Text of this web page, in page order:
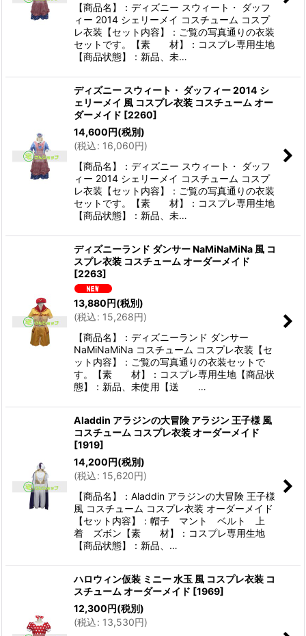
【商品名】：ディズニー スウィート・ ダッフ
ィー 2014 シェリーメイ コスチューム コスプ
レ衣装【セット内容】：ご覧の写真通りの衣装
セットです。【素 材】：コスプレ専用生地
【商品状態】：新品、未…
ディズニー スウィート・ ダッフィー 2014 シ
ェリーメイ 風 コスプレ衣装 コスチューム オー
ダーメイド [2260]
14,600円(税別)
(税込: 16,060円)
【商品名】：ディズニー スウィート・ ダッフ
ィー 2014 シェリーメイ コスチューム コスプ
レ衣装【セット内容】：ご覧の写真通りの衣装
セットです。【素 材】：コスプレ専用生地
【商品状態】：新品、未…
ディズニーランド ダンサー NaMiNaMiNa 風 コ
スプレ衣装 コスチューム オーダーメイド
[2263]
13,880円(税別)
(税込: 15,268円)
【商品名】：ディズニーランド ダンサー
NaMiNaMiNa コスチューム コスプレ衣装【セ
ット内容】：ご覧の写真通りの衣装セットで
す。【素 材】：コスプレ専用生地【商品状
態】：新品、未使用【送 …
Aladdin アラジンの大冒険 アラジン 王子様 風
コスチューム コスプレ衣装 オーダーメイド
[1919]
14,200円(税別)
(税込: 15,620円)
【商品名】：Aladdin アラジンの大冒険 王子様
風 コスチューム コスプレ衣装 オーダーメイド
【セット内容】：帽子 マント ベルト 上
着 ズボン【素 材】：コスプレ専用生地
【商品状態】：新品、…
ハロウィン仮装 ミニー 水玉 風 コスプレ衣装 コ
スチューム オーダーメイド [1969]
12,300円(税別)
(税込: 13,530円)